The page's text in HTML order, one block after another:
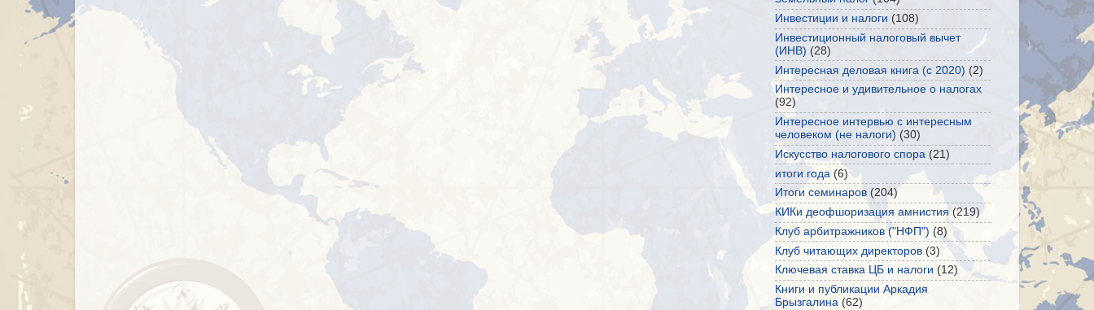
Инвестиции и налоги (108)
Инвестиционный налоговый вычет
(ИНВ) (28)
Интересная деловая книга (с 2020) (2)
Интересное и удивительное о налогах
(92)
Интересное интервью с интересным
человеком (не налоги) (30)
Искусство налогового спора (21)
итоги года (6)
Итоги семинаров (204)
КИКи деофшоризация амнистия (219)
Клуб арбитражников ("НФП") (8)
Клуб читающих директоров (3)
Ключевая ставка ЦБ и налоги (12)
Книги и публикации Аркадия
Брызгалина (62)